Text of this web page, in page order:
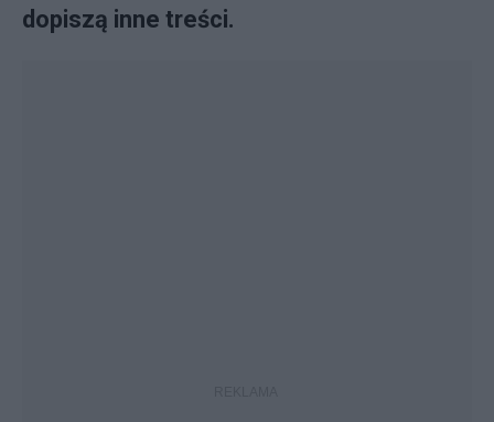
dopiszą inne treści.